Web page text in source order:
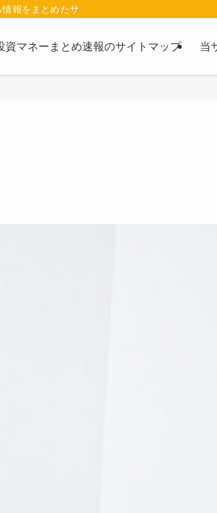
をまとめたサイトです。お金に関する情報
資マネーまとめ速報のサイトマップ 当